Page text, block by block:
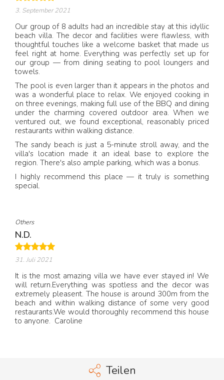
3. September 2021
Our group of 8 adults had an incredible stay at this idyllic
beach villa. The decor and facilities were flawless, with
thoughtful touches like a welcome basket that made us
feel right at home. Everything was perfectly set up for
our group — from dining seating to pool loungers and
towels.
The pool is even larger than it appears in the photos and
was a wonderful place to relax. We enjoyed cooking in
on three evenings, making full use of the BBQ and dining
under the charming covered outdoor area. When we
ventured out, we found exceptional, reasonably priced
restaurants within walking distance.
The sandy beach is just a 5-minute stroll away, and the
villa's location made it an ideal base to explore the
region. There's also ample parking, which was a bonus.
I highly recommend this place — it truly is something
special.
Others
N.D.
31. Juli 2021
It is the most amazing villa we have ever stayed in! We
will return.Everything was spotless and the decor was
extremely pleasent. The house is around 300m from the
beach and within walking distance of some very good
restaurants.We would thoroughly recommend this house
to anyone. Caroline
Teilen